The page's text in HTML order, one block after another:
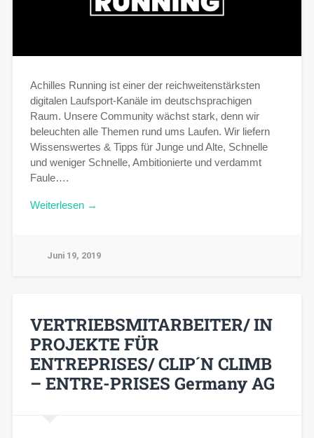
Achilles Running ist einer der reichweitenstärksten
digitalen Laufsport-Kanäle im deutschsprachigen
Raum. Unsere Community wächst stark, denn wir
beleuchten alle Themen rund ums Laufen. Wir liefern
Wissenswertes & Tipps für Junge und Alte, Schnelle
und weniger Schnelle, Ambitionierte und verdammt
Faule….
Weiterlesen →
Juni 19, 2019
VERTRIEBSMITARBEITER/ IN
PROJEKTE FÜR
ENTREPRISES/ CLIP´N CLIMB
– ENTRE-PRISES Germany AG